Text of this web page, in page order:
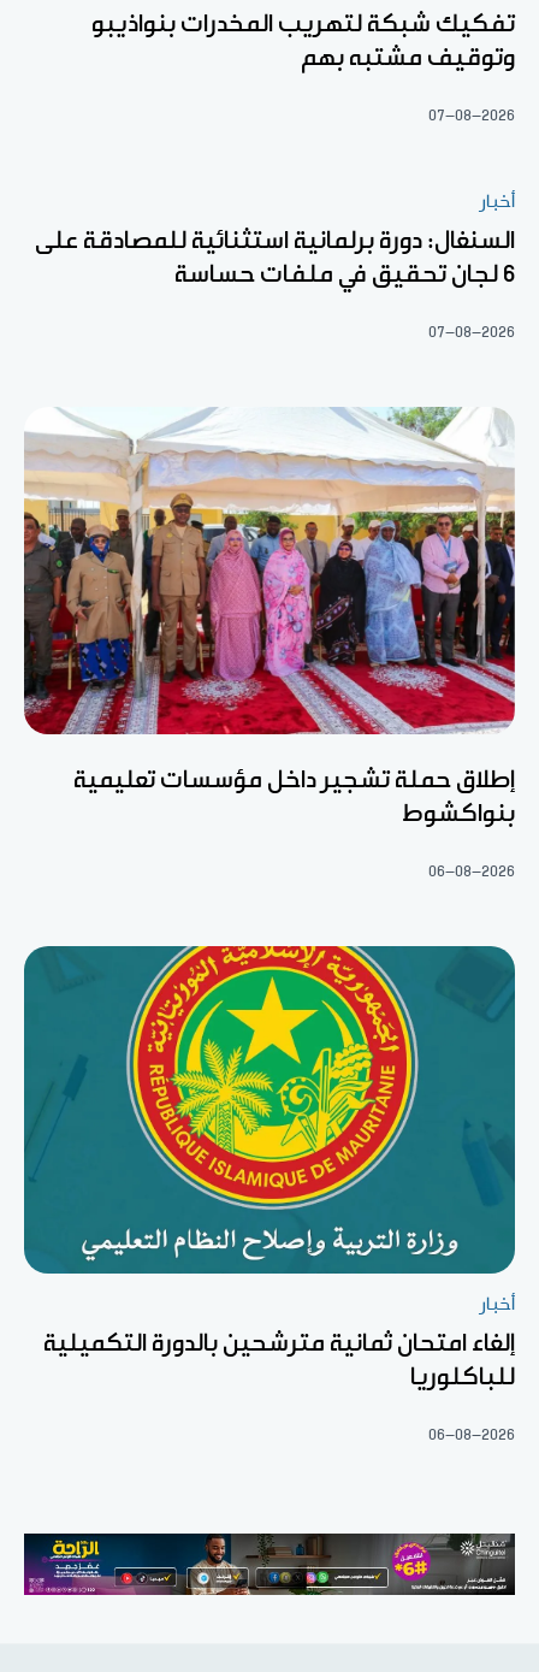
تفكيك شبكة لتهريب المخدرات بنواذيبو
وتوقيف مشتبه بهم
07-08-2026
أخبار
السنغال: دورة برلمانية استثنائية للمصادقة على
6 لجان تحقيق في ملفات حساسة
07-08-2026
إطلاق حملة تشجير داخل مؤسسات تعليمية
بنواكشوط
06-08-2026
أخبار
إلغاء امتحان ثمانية مترشحين بالدورة التكميلية
للباكلوريا
06-08-2026